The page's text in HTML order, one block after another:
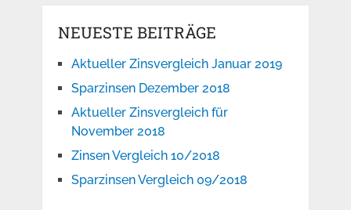
NEUESTE BEITRÄGE
Aktueller Zinsvergleich Januar 2019
Sparzinsen Dezember 2018
Aktueller Zinsvergleich für
November 2018
Zinsen Vergleich 10/2018
Sparzinsen Vergleich 09/2018